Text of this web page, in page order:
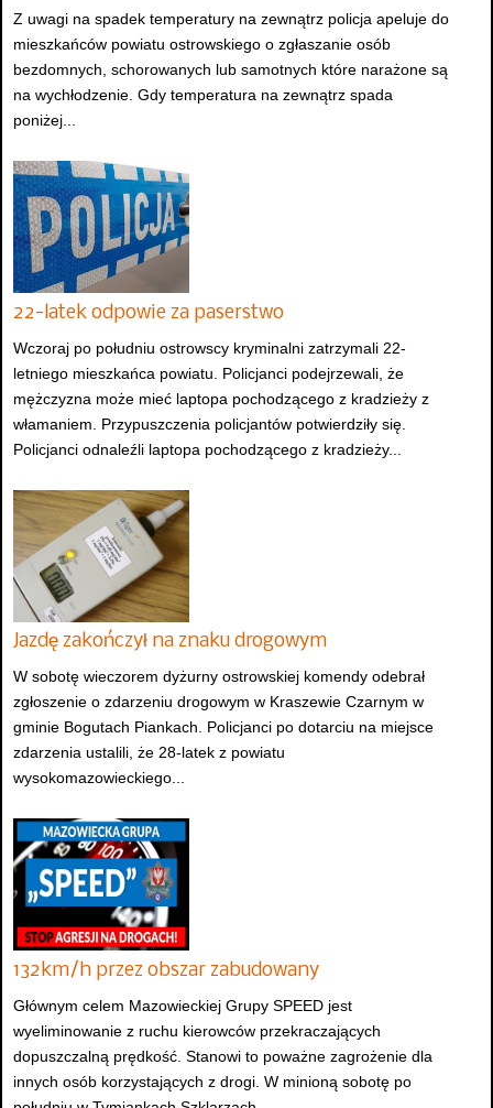
Z uwagi na spadek temperatury na zewnątrz policja apeluje do
mieszkańców powiatu ostrowskiego o zgłaszanie osób
bezdomnych, schorowanych lub samotnych które narażone są
na wychłodzenie. Gdy temperatura na zewnątrz spada
poniżej...
22-latek odpowie za paserstwo
Wczoraj po południu ostrowscy kryminalni zatrzymali 22-
letniego mieszkańca powiatu. Policjanci podejrzewali, że
mężczyzna może mieć laptopa pochodzącego z kradzieży z
włamaniem. Przypuszczenia policjantów potwierdziły się.
Policjanci odnaleźli laptopa pochodzącego z kradzieży...
Jazdę zakończył na znaku drogowym
W sobotę wieczorem dyżurny ostrowskiej komendy odebrał
zgłoszenie o zdarzeniu drogowym w Kraszewie Czarnym w
gminie Bogutach Piankach. Policjanci po dotarciu na miejsce
zdarzenia ustalili, że 28-latek z powiatu
wysokomazowieckiego...
132km/h przez obszar zabudowany
Głównym celem Mazowieckiej Grupy SPEED jest
wyeliminowanie z ruchu kierowców przekraczających
dopuszczalną prędkość. Stanowi to poważne zagrożenie dla
innych osób korzystających z drogi. W minioną sobotę po